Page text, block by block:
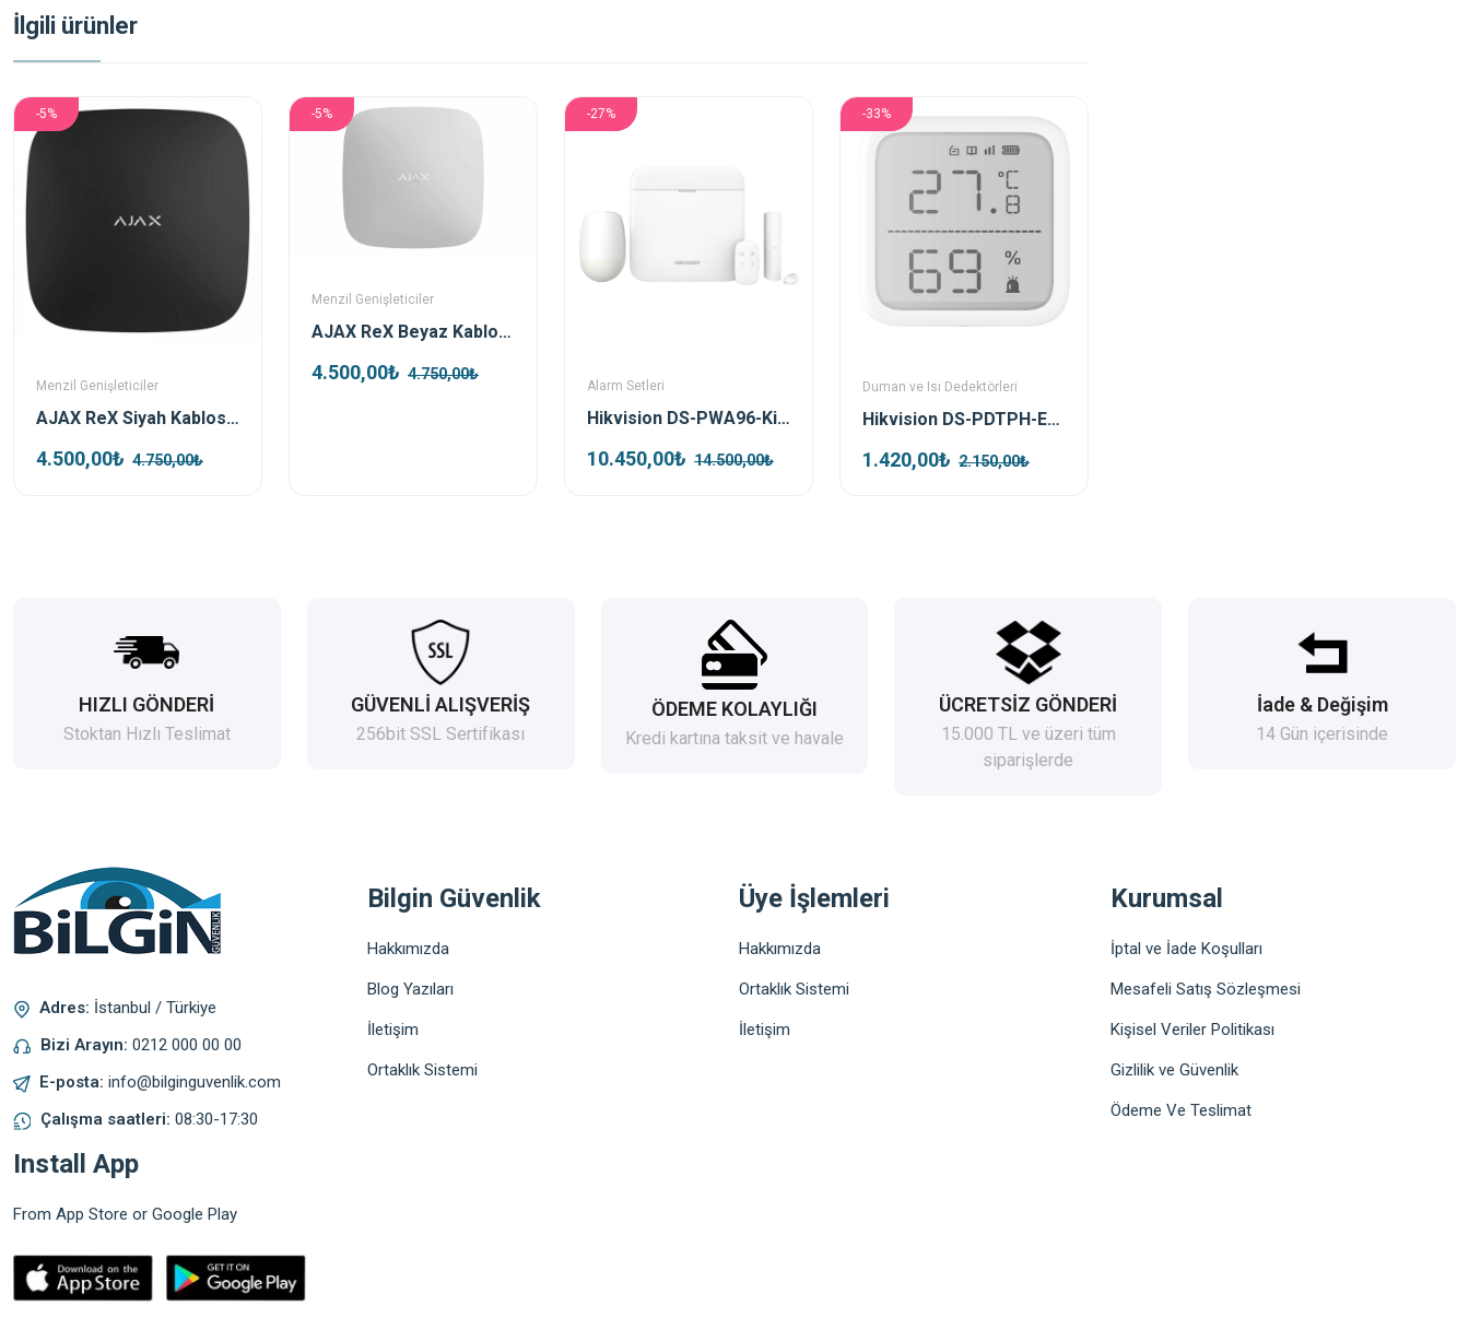
İlgili ürünler
-5%
Menzil Genişleticiler
AJAX ReX Siyah Kablosuz Mesafe Genişletici (Repeater)
4.500,00₺ 4.750,00₺
-5%
Menzil Genişleticiler
AJAX ReX Beyaz Kablosuz Mesafe Genişletici (Repeater)
4.500,00₺ 4.750,00₺
-27%
Alarm Setleri
Hikvision DS-PWA96-Kit-WE Kablosuz Alarm Seti
10.450,00₺ 14.500,00₺
-33%
Duman ve Isı Dedektörleri
Hikvision DS-PDTPH-E-WE Kablosuz Isı Dedektörü
1.420,00₺ 2.150,00₺
HIZLI GÖNDERİ
Stoktan Hızlı Teslimat
GÜVENLİ ALIŞVERİŞ
256bit SSL Sertifikası
ÖDEME KOLAYLIĞI
Kredi kartına taksit ve havale
ÜCRETSİZ GÖNDERİ
15.000 TL ve üzeri tüm
siparişlerde
İade & Değişim
14 Gün içerisinde
Adres: İstanbul / Türkiye
Bizi Arayın: 0212 000 00 00
E-posta: info@bilginguvenlik.com
Çalışma saatleri: 08:30-17:30
Bilgin Güvenlik
Hakkımızda
Blog Yazıları
İletişim
Ortaklık Sistemi
Üye İşlemleri
Hakkımızda
Ortaklık Sistemi
İletişim
Kurumsal
İptal ve İade Koşulları
Mesafeli Satış Sözleşmesi
Kişisel Veriler Politikası
Gizlilik ve Güvenlik
Ödeme Ve Teslimat
Install App
From App Store or Google Play